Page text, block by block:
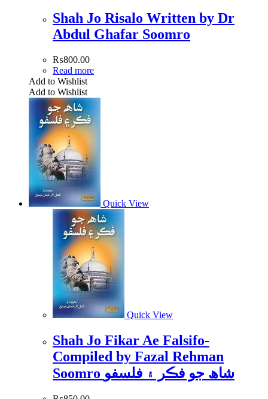
Shah Jo Risalo Written by Dr
Abdul Ghafar Soomro
₨800.00
Read more
Add to Wishlist
Add to Wishlist
Quick View
Quick View
Shah Jo Fikar Ae Falsifo-
Compiled by Fazal Rehman
Soomro شاھ جو فڪر ۽ فلسفو